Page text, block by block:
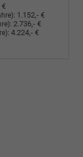
€
: 1.152,- €
: 2.736,- €
: 4.224,- €